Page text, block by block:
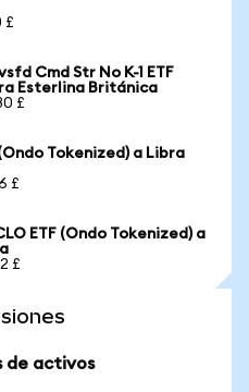
£
Cmd Str No K-1 ETF
Esterlina Británica
£
Tokenized) a Libra
£
ETF (Ondo Tokenized) a
£
de activos